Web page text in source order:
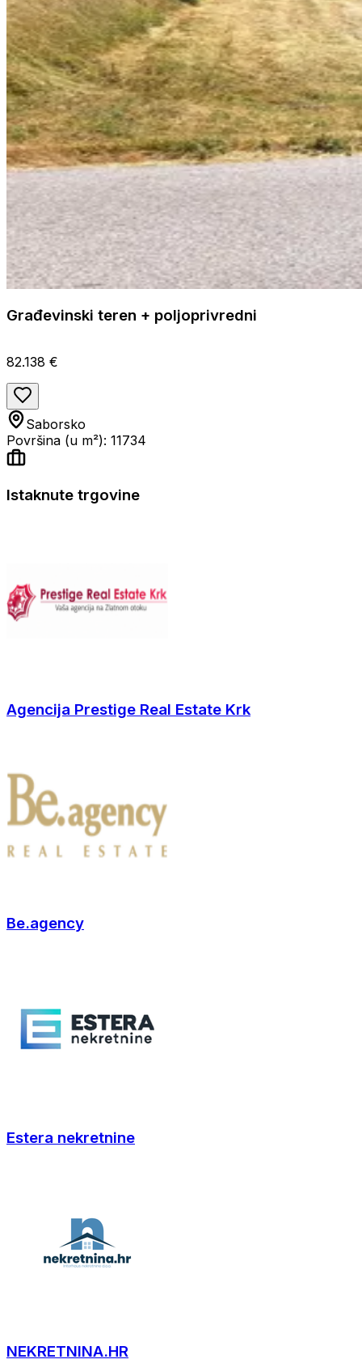
Građevinski teren + poljoprivredni
82.138 €
Saborsko
Površina (u m²): 11734
Istaknute trgovine
Agencija Prestige Real Estate Krk
Be.agency
Estera nekretnine
NEKRETNINA.HR